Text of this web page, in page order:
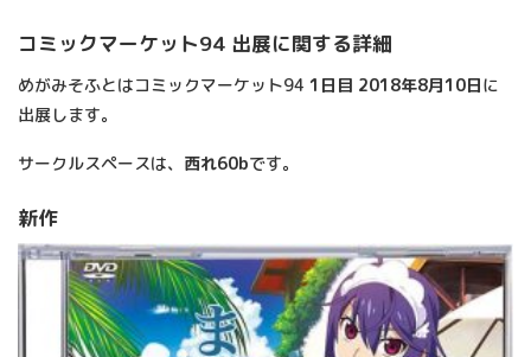
コミックマーケット94 出展に関する詳細
めがみそふとはコミックマーケット94 1日目 2018年8月10日に
出展します。
サークルスペースは、 西れ60bです。
新作